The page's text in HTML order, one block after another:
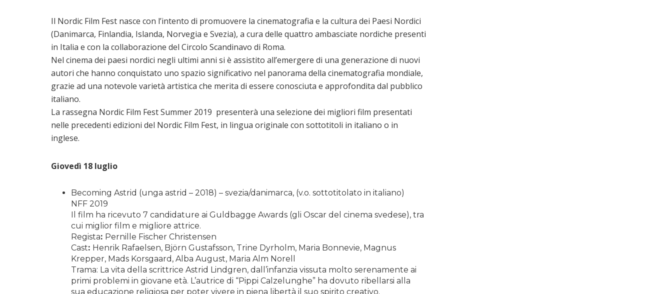
Il Nordic Film Fest nasce con l’intento di promuovere la cinematografia e la cultura dei Paesi Nordici
(Danimarca, Finlandia, Islanda, Norvegia e Svezia), a cura delle quattro ambasciate nordiche presenti
in Italia e con la collaborazione del Circolo Scandinavo di Roma.
Nel cinema dei paesi nordici negli ultimi anni si è assistito all’emergere di una generazione di nuovi
autori che hanno conquistato uno spazio significativo nel panorama della cinematografia mondiale,
grazie ad una notevole varietà artistica che merita di essere conosciuta e approfondita dal pubblico
italiano.
La rassegna Nordic Film Fest Summer 2019 presenterà una selezione dei migliori film presentati
nelle precedenti edizioni del Nordic Film Fest, in lingua originale con sottotitoli in italiano o in
inglese.
Giovedì 18 luglio
Becoming Astrid (unga astrid – 2018) – svezia/danimarca, (v.o. sottotitolato in italiano)
NFF 2019
Il film ha ricevuto 7 candidature ai Guldbagge Awards (gli Oscar del cinema svedese), tra
cui miglior film e migliore attrice.
Regista: Pernille Fischer Christensen
Cast: Henrik Rafaelsen, Björn Gustafsson, Trine Dyrholm, Maria Bonnevie, Magnus
Krepper, Mads Korsgaard, Alba August, Maria Alm Norell
Trama: La vita della scrittrice Astrid Lindgren, dall’infanzia vissuta molto serenamente ai
primi problemi in giovane età. L’autrice di “Pippi Calzelunghe” ha dovuto ribellarsi alla
sua educazione religiosa per poter vivere in piena libertà il suo spirito creativo.